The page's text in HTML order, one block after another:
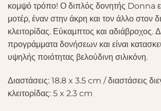
κομψό τρόπο! Ο διπλός δονητής Donna
μοτέρ, έναν στην άκρη και τον άλλο στον
κλειτορίδας. Εύκαμπτος και αδιάβροχος.
προγράμματα δονήσεων και είναι
υψηλής ποιότητας βελούδινη σιλικόνη.
Διαστάσεις: 18.8 x 3.5 cm / διαστάσεις
κλειτορίδας: 5 x 2.3 cm